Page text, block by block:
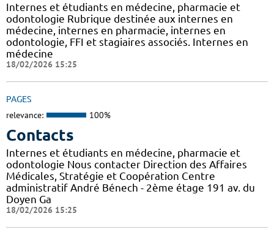
Internes et étudiants en médecine, pharmacie et
odontologie Rubrique destinée aux internes en
médecine, internes en pharmacie, internes en
odontologie, FFI et stagiaires associés. Internes en
médecine
18/02/2026 15:25
PAGES
relevance: 100%
Contacts
Internes et étudiants en médecine, pharmacie et
odontologie Nous contacter Direction des Affaires
Médicales, Stratégie et Coopération Centre
administratif André Bénech - 2ème étage 191 av. du
Doyen Ga
18/02/2026 15:25